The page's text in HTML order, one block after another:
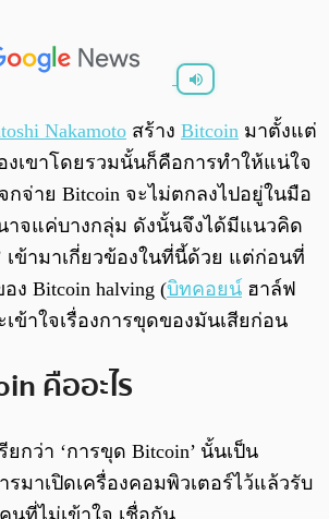
0:00
Nakamoto สร้าง Bitcoin มาตั้งแต่
งเขาโดยรวมนั้นก็คือการทำให้แน่ใจ
กจ่าย Bitcoin จะไม่ตกลงไปอยู่ในมือ
จแค่บางกลุ่ม ดังนั้นจึงได้มีแนวคิด
เข้ามาเกี่ยวข้องในที่นี้ด้วย แต่ก่อนที่
อง Bitcoin halving (บิทคอยน์ ฮาล์ฟ
เข้าใจเรื่องการขุดของมันเสียก่อน
คืออะไร
กว่า ‘การขุด Bitcoin’ นั้นเป็น
รมาเปิดเครื่องคอมพิวเตอร์ไว้แล้วรับ
นที่ไม่เข้าใจ เชื่อกัน